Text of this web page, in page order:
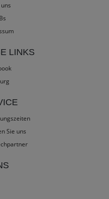
LINKS
Sie uns